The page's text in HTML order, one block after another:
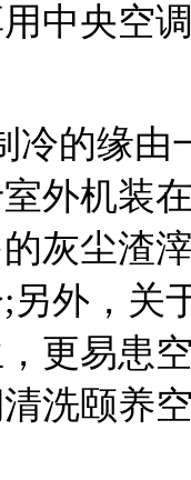
中央空
冷的缘
外机装
灰尘渣
外，关
更易患
洗颐养